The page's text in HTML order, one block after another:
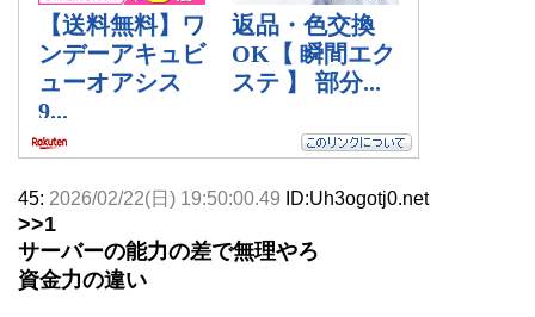
45: 2026/02/22(日) 19:50:00.49 ID:Uh3ogotj0.net
>>1
サーバーの能力の差で無理やろ
資金力の違い